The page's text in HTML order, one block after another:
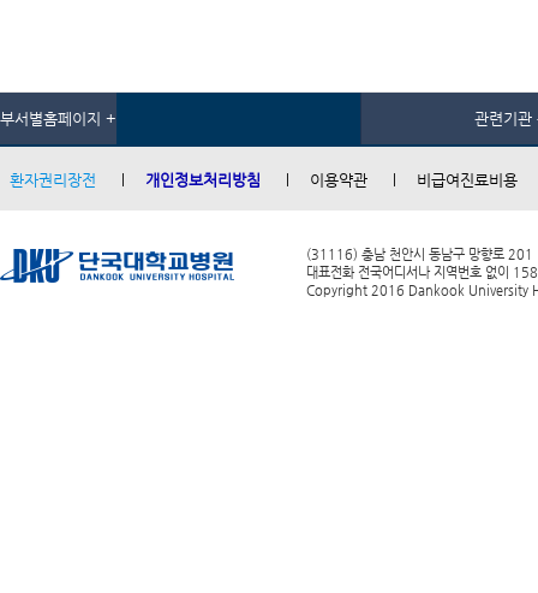
부서별홈페이지 + 관련기관
환자권리장전 개인정보처리방침 이용약관 비급여진료비용
(31116) 충남 천안시 동남구 망향로 201
대표전화 전국어디서나 지역번호 없이
Copyright 2016 Dankook University